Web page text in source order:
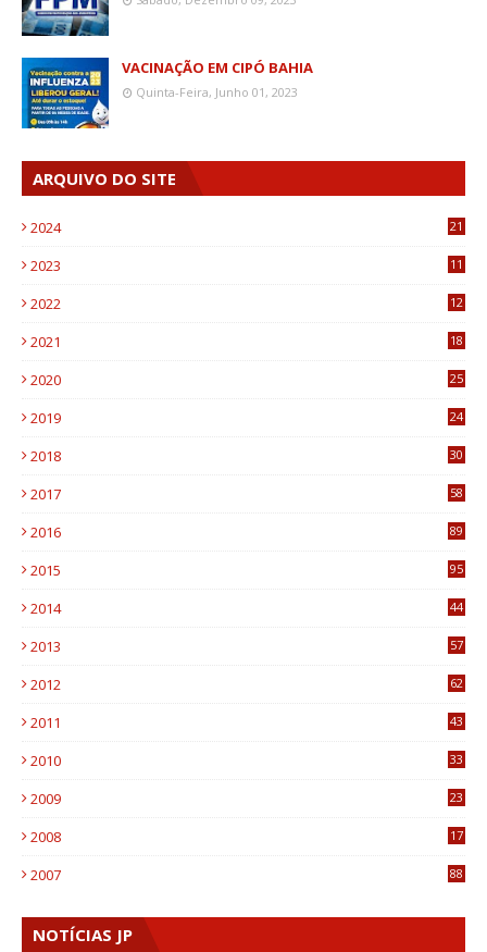
VACINAÇÃO EM CIPÓ BAHIA
Quinta-Feira, Junho 01, 2023
ARQUIVO DO SITE
2024 21
2023
11
2022
12
2021
18
2020
25
2019
24
2018
30
2017
58
2016
89
2015
95
2014
44
2013
57
2012
62
2011
43
2010
33
2009
23
2008
17
2007 88
NOTÍCIAS JP